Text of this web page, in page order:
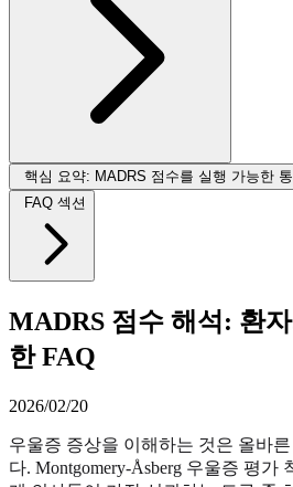
핵심 요약: MADRS 점수를 실행 가능한
FAQ 섹션
MADRS 점수 해석: 환
한 FAQ
2026/02/20
우울증 증상을 이해하는 것은 올바
다. Montgomery-Åsberg 우울증 평가